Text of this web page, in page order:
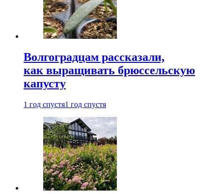
Волгоградцам рассказали,
как выращивать брюссельскую
капусту
1 год спустя1 год спустя